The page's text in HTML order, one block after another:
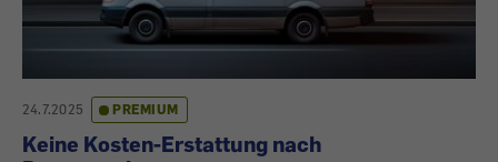
24.7.2025 PREMIUM
Keine Kosten-Erstattung nach